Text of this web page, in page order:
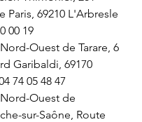
Paris, 69210 L'Arbresle
00 19
Ouest de Tarare, 6
Garibaldi, 69170
74 05 48 47
Ouest de
sur-Saône, Route